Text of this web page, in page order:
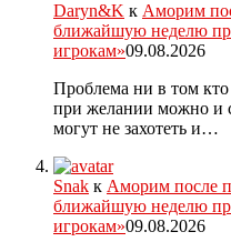
Daryn&K к Аморим
ближайшую неделю
игрокам»09.08.2026
Проблема ни в том
при желании можно и
могут не захотеть и…
Snak к Аморим после
ближайшую неделю
игрокам»09.08.2026